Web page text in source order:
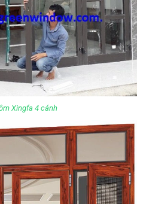
Xingfa 4 cánh